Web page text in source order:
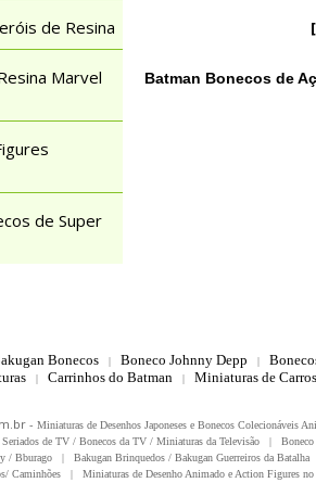
de Resina
Marvel
de Super
Batman Bonecos de
Bonecos | Boneco Johnny Depp |
| Carrinhos do Batman | Miniaturas de
- Miniaturas de Desenhos Japoneses e Bonecos Colecionáveis
Seriados de TV / Bonecos da TV / Miniaturas da Televisão |
/ Bburago
| Bakugan Brinquedos / Bakugan Guerreiros da Batalha
Caminhões
|
Miniaturas de Desenho Animado e Action Figures